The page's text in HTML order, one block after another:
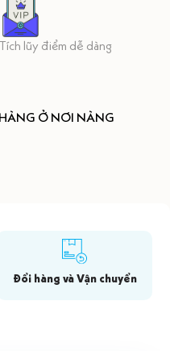
Tích lũy điểm dễ dàng
Ở NƠI NÀNG
Đổi hàng và Vận chuyển